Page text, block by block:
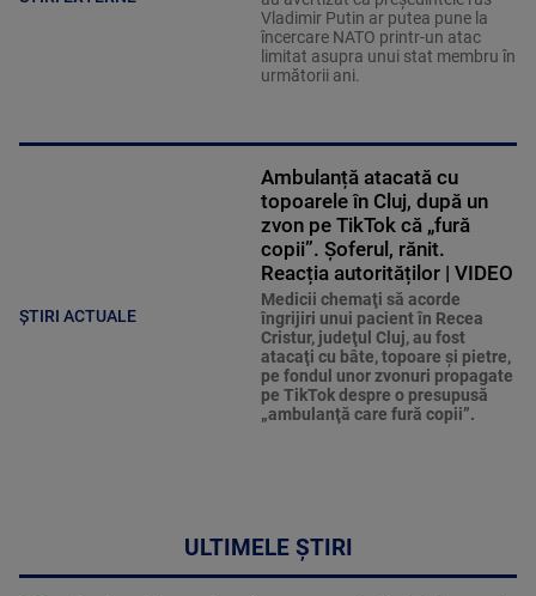
Vladimir Putin ar putea pune la
încercare NATO printr-un atac
limitat asupra unui stat membru în
următorii ani.
ȘTIRI ACTUALE
Ambulanță atacată cu
topoarele în Cluj, după un
zvon pe TikTok că „fură
copii”. Șoferul, rănit.
Reacția autorităților | VIDEO
Medicii chemaţi să acorde
îngrijiri unui pacient în Recea
Cristur, judeţul Cluj, au fost
atacaţi cu bâte, topoare şi pietre,
pe fondul unor zvonuri propagate
pe TikTok despre o presupusă
„ambulanţă care fură copii”.
ULTIMELE ȘTIRI